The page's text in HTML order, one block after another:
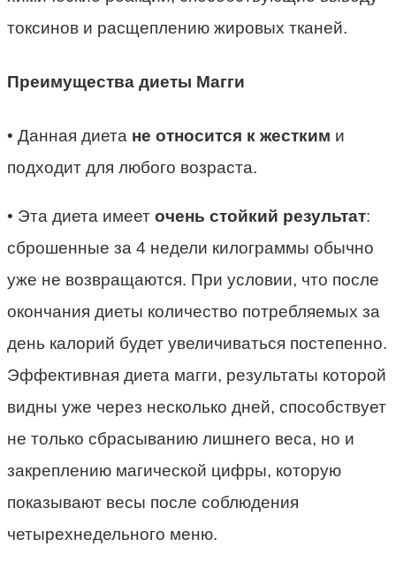
токсинов и расщеплению жировых тканей.
Преимущества диеты Магги
• Данная диета не относится к жестким и
подходит для любого возраста.
• Эта диета имеет очень стойкий результат:
сброшенные за 4 недели килограммы обычно
уже не возвращаются. При условии, что после
окончания диеты количество потребляемых за
день калорий будет увеличиваться постепенно.
Эффективная диета магги, результаты которой
видны уже через несколько дней, способствует
не только сбрасыванию лишнего веса, но и
закреплению магической цифры, которую
показывают весы после соблюдения
четырехнедельного меню.